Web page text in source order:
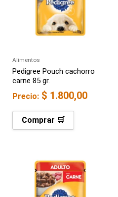
Alimentos
Pedigree Pouch cachorro
carne 85 gr.
Precio: $ 1.800,00
Comprar 🛒